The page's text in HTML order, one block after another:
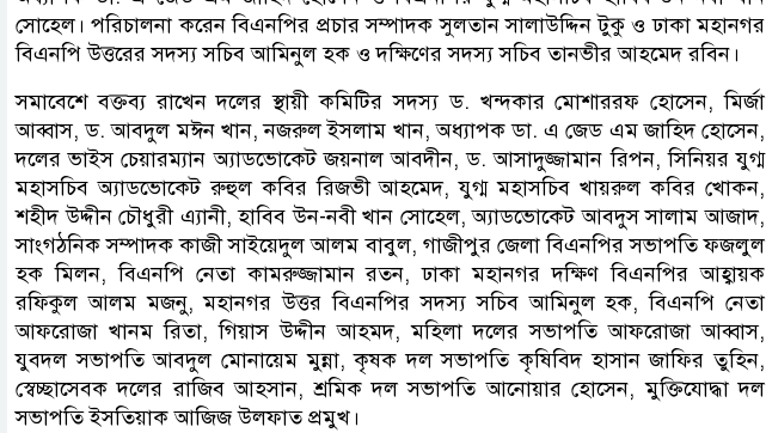
সোহেল। পরিচালনা করেন বিএনপির প্রচার সম্পাদক সুলতান সালাউদ্দিন টুকু ও ঢাকা মহানগর
বিএনপি উত্তরের সদস্য সচিব আমিনুল হক ও দক্ষিণের সদস্য সচিব তানভীর আহমেদ রবিন।
সমাবেশে বক্তব্য রাখেন দলের স্থায়ী কমিটির সদস্য ড. খন্দকার মোশাররফ হোসেন, মির্জা
আব্বাস, ড. আবদুল মঈন খান, নজরুল ইসলাম খান, অধ্যাপক ডা. এ জেড এম জাহিদ হোসেন,
দলের ভাইস চেয়ারম্যান অ্যাডভোকেট জয়নাল আবদীন, ড. আসাদুজ্জামান রিপন, সিনিয়র যুগ্ম
মহাসচিব অ্যাডভোকেট রুহুল কবির রিজভী আহমেদ, যুগ্ম মহাসচিব খায়রুল কবির খোকন,
শহীদ উদ্দীন চৌধুরী এ্যানী, হাবিব উন-নবী খান সোহেল, অ্যাডভোকেট আবদুস সালাম আজাদ,
সাংগঠনিক সম্পাদক কাজী সাইয়েদুল আলম বাবুল, গাজীপুর জেলা বিএনপির সভাপতি ফজলুল
হক মিলন, বিএনপি নেতা কামরুজ্জামান রতন, ঢাকা মহানগর দক্ষিণ বিএনপির আহ্বায়ক
রফিকুল আলম মজনু, মহানগর উত্তর বিএনপির সদস্য সচিব আমিনুল হক, বিএনপি নেতা
আফরোজা খানম রিতা, গিয়াস উদ্দীন আহমদ, মহিলা দলের সভাপতি আফরোজা আব্বাস,
যুবদল সভাপতি আবদুল মোনায়েম মুন্না, কৃষক দল সভাপতি কৃষিবিদ হাসান জাফির তুহিন,
স্বেচ্ছাসেবক দলের রাজিব আহসান, শ্রমিক দল সভাপতি আনোয়ার হোসেন, মুক্তিযোদ্ধা দল
সভাপতি ইসতিয়াক আজিজ উলফাত প্রমুখ।